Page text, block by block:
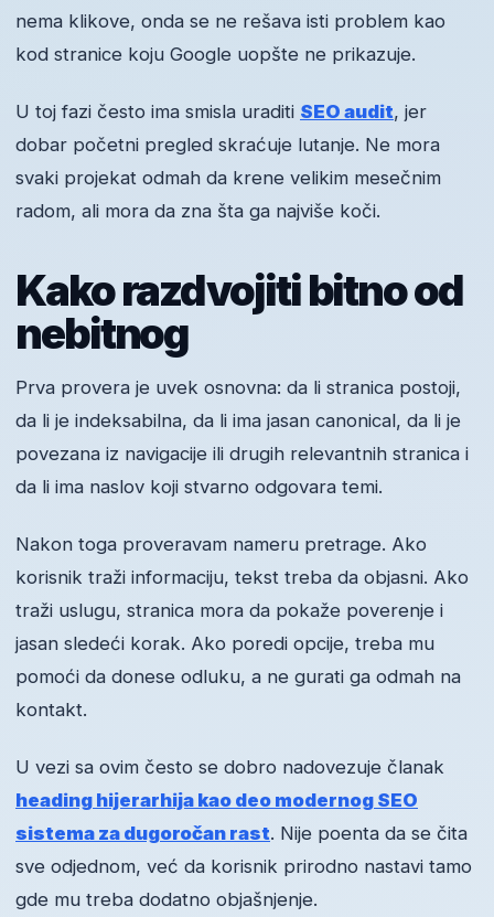
nema klikove, onda se ne rešava isti problem kao
kod stranice koju Google uopšte ne prikazuje.
U toj fazi često ima smisla uraditi SEO audit, jer
dobar početni pregled skraćuje lutanje. Ne mora
svaki projekat odmah da krene velikim mesečnim
radom, ali mora da zna šta ga najviše koči.
Kako razdvojiti bitno od
nebitnog
Prva provera je uvek osnovna: da li stranica postoji,
da li je indeksabilna, da li ima jasan canonical, da li je
povezana iz navigacije ili drugih relevantnih stranica i
da li ima naslov koji stvarno odgovara temi.
Nakon toga proveravam nameru pretrage. Ako
korisnik traži informaciju, tekst treba da objasni. Ako
traži uslugu, stranica mora da pokaže poverenje i
jasan sledeći korak. Ako poredi opcije, treba mu
pomoći da donese odluku, a ne gurati ga odmah na
kontakt.
U vezi sa ovim često se dobro nadovezuje članak
heading hijerarhija kao deo modernog SEO
sistema za dugoročan rast. Nije poenta da se čita
sve odjednom, već da korisnik prirodno nastavi tamo
gde mu treba dodatno objašnjenje.